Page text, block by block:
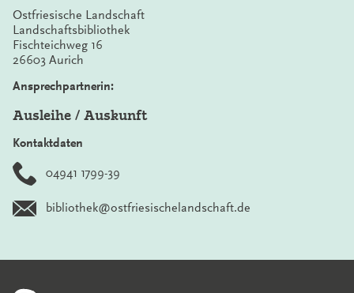
Ostfriesische Landschaft
Landschaftsbibliothek
Fischteichweg 16
26603 Aurich
Ansprechpartnerin:
Ausleihe / Auskunft
Kontaktdaten
04941 1799-39
bibliothek@ostfriesischelandschaft.de